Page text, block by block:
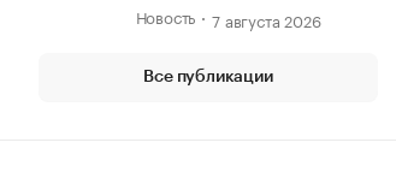
Новость
7 августа 2026
Все публикации